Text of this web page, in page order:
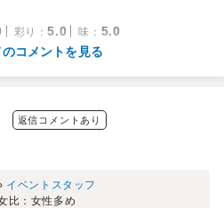
彩り ：5.0 味 ： 5.0
コメントを見る
返信コメントあり
› イベントスタッフ
比： 女性多め